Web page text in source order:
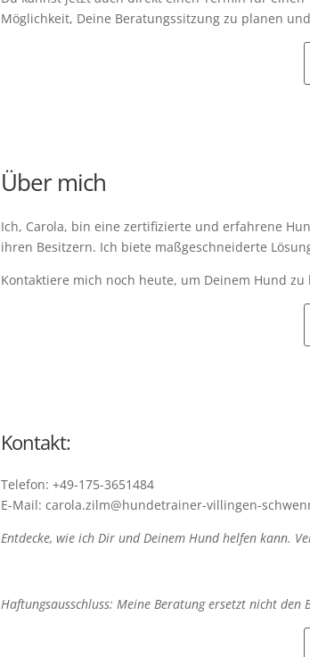
Möglichkeit, Deine Beratungssitzung zu planen
Über mich
Ich, Carola, bin eine zertifizierte und erfahrene
ihren Besitzern. Ich biete maßgeschneiderte
Kontaktiere mich noch heute, um Deinem Hund
Kontakt:
Telefon: +49-175-3651484
E-Mail: carola.zilm@hundetrainer-villingen-
Entdecke, wie ich Dir und Deinem Hund helfen kann.
Haftungsausschluss: Meine Beratung ersetzt nicht